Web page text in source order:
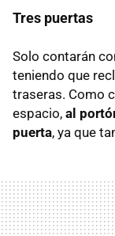
Tres puertas
Solo contarán
teniendo que
traseras. Como
espacio, al
puerta, ya que